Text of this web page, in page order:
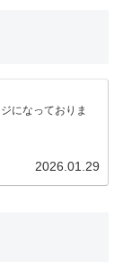
になっておりま
2026.01.29